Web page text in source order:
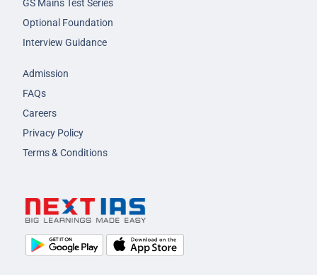
GS Mains Test Series
Optional Foundation
Interview Guidance
Admission
FAQs
Careers
Privacy Policy
Terms & Conditions